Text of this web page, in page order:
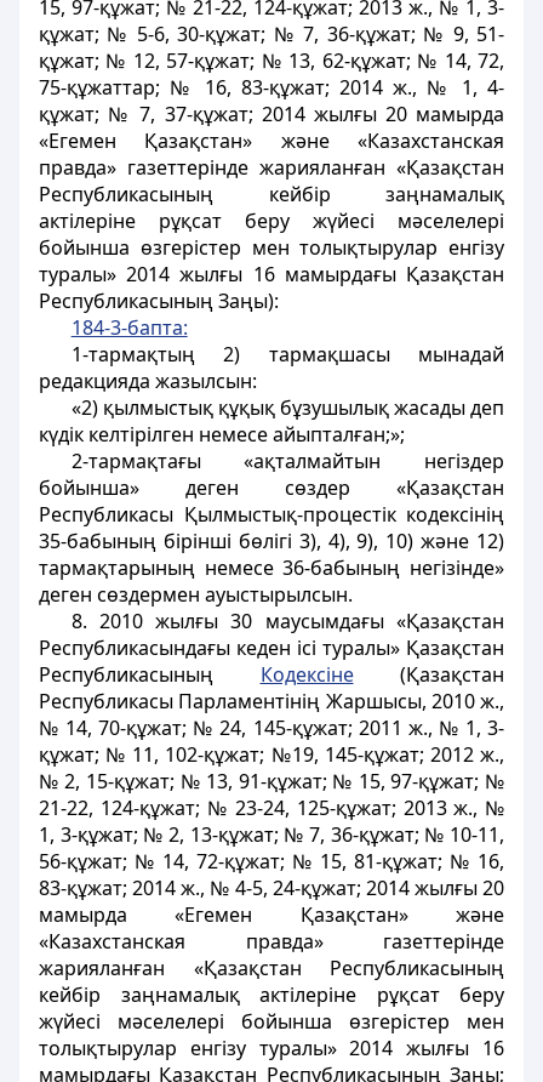
15, 97-құжат; № 21-22, 124-құжат; 2013 ж., № 1, 3-
құжат; № 5-6, 30-құжат; № 7, 36-құжат; № 9, 51-
құжат; № 12, 57-құжат; № 13, 62-құжат; № 14, 72,
75-құжаттар; № 16, 83-құжат; 2014 ж., № 1, 4-
құжат; № 7, 37-құжат; 2014 жылғы 20 мамырда
«Егемен Қазақстан» және «Казахстанская
правда» газеттерінде жарияланған «Қазақстан
Республикасының кейбір заңнамалық
актілеріне рұқсат беру жүйесі мәселелері
бойынша өзгерістер мен толықтырулар енгізу
туралы» 2014 жылғы 16 мамырдағы Қазақстан
Республикасының Заңы):
184-3-бапта:
1-тармақтың 2) тармақшасы мынадай
редакцияда жазылсын:
«2) қылмыстық құқық бұзушылық жасады деп
күдік келтірілген немесе айыпталған;»;
2-тармақтағы «ақталмайтын негіздер
бойынша» деген сөздер «Қазақстан
Республикасы Қылмыстық-процестік кодексінің
35-бабының бірінші бөлігі 3), 4), 9), 10) және 12)
тармақтарының немесе 36-бабының негізінде»
деген сөздермен ауыстырылсын.
8. 2010 жылғы 30 маусымдағы «Қазақстан
Республикасындағы кеден ісі туралы» Қазақстан
Республикасының Кодексіне(Қазақстан
Республикасы Парламентінің Жаршысы, 2010 ж.,
№ 14, 70-құжат; № 24, 145-құжат; 2011 ж., № 1, 3-
құжат; № 11, 102-құжат; №19, 145-құжат; 2012 ж.,
№ 2, 15-құжат; № 13, 91-құжат; № 15, 97-құжат; №
21-22, 124-құжат; № 23-24, 125-құжат; 2013 ж., №
1, 3-құжат; № 2, 13-құжат; № 7, 36-құжат; № 10-11,
56-құжат; № 14, 72-құжат; № 15, 81-құжат; № 16,
83-құжат; 2014 ж., № 4-5, 24-құжат; 2014 жылғы 20
мамырда «Егемен Қазақстан» және
«Казахстанская правда» газеттерінде
жарияланған «Қазақстан Республикасының
кейбір заңнамалық актілеріне рұқсат беру
жүйесі мәселелері бойынша өзгерістер мен
толықтырулар енгізу туралы» 2014 жылғы 16
мамырдағы Қазақстан Республикасының Заңы;